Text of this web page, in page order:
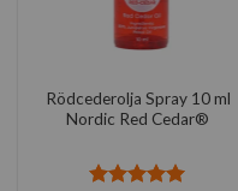
Rödcederolja Spray 10 ml
Nordic Red Cedar®